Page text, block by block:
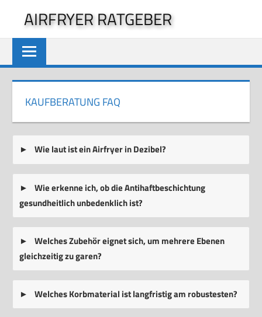
springen
AIRFRYER RATGEBER
KAUFBERATUNG FAQ
Wie laut ist ein Airfryer in Dezibel?
Wie erkenne ich, ob die Antihaftbeschichtung
gesundheitlich unbedenklich ist?
Welches Zubehör eignet sich, um mehrere Ebenen
gleichzeitig zu garen?
Welches Korbmaterial ist langfristig am robustesten?